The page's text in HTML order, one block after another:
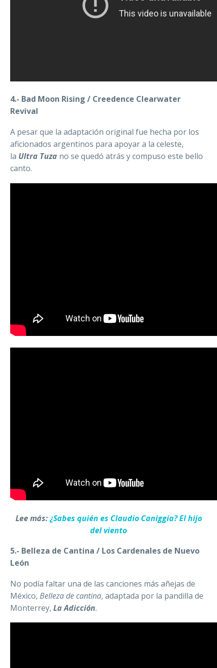
4.- Bad Moon Rising / Creedence Clearwater
Revival
A pesar que la adaptación original fue hecha por los
aficionados argentinos para apoyar a la celeste,
la Ultra Tuza no se quedó atrás y compuso este bello
canto.
Lee más:¿Sabes quién es Claudio Caniggia? El hijo
del viento
5.- Belleza de Cantina / Los Cardenales de Nuevo
León
No podía faltar una de las canciones más añejas de
México, Belleza de cantina, adaptada por la pandilla de
Monterrey, La Adicción.